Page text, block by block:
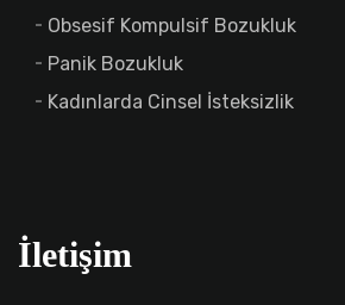
Obsesif Kompulsif Bozukluk
Panik Bozukluk
Kadınlarda Cinsel İsteksizlik
İletişim